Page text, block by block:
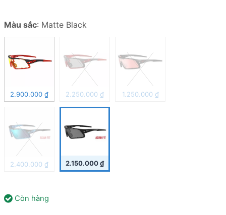
Màu sắc: Matte Black
2.900.000 ₫ 2.250.000 ₫ 1.250.000 ₫
2.400.000 ₫ 2.150.000₫
Còn hàng